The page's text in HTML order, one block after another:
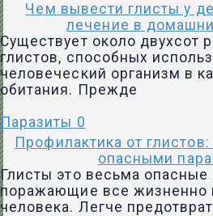
Чем вывести глисты у
лечение в
Существует около двухсот
глистов, способных
человеческий организм в
обитания. Прежде
Паразиты 0
Профилактика от
опасными
Глисты это весьма опасные
поражающие все жизненно
человека. Легче